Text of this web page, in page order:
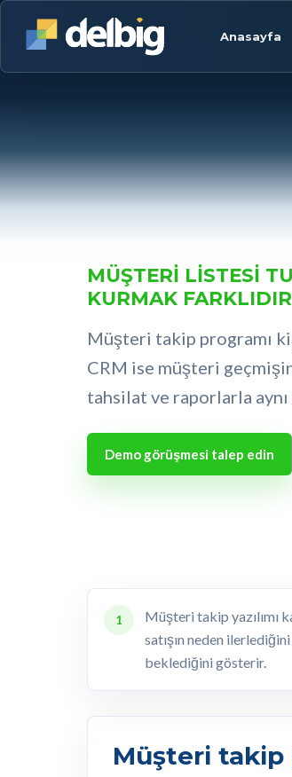
Anasayfa
MÜŞTERI LISTESI
KURMAK FARKLIDIR
Müşteri takip programı
CRM ise müşteri
tahsilat ve raporlarla
Demo görüşmesi talep edin
1
Müşteri takip yazılımı
satışın neden
beklediğini gösterir.
Müşteri takip